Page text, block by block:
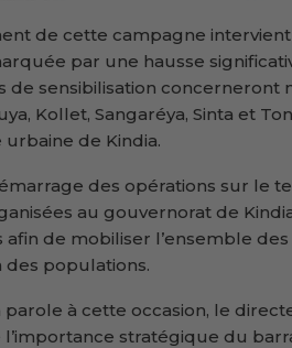
de cette campagne intervient
par une hausse
de sensibilisation
Kollet, Sangaréya, Sinta et
de Kindia.
des opérations sur le
au gouvernorat de
afin de mobiliser l’ensemble
populations.
à cette occasion, le
l’importance stratégique du